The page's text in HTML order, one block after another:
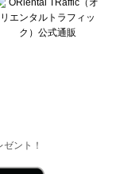
ント！